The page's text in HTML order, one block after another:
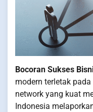
Bocoran Sukses
modern terletak
network yang kuat
Indonesia